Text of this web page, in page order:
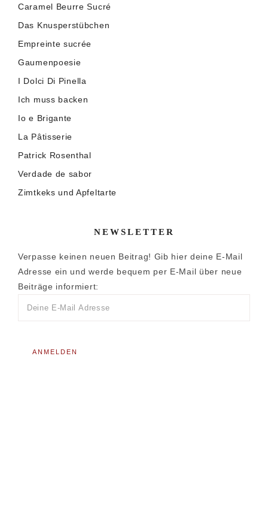
Caramel Beurre Sucré
Das Knusperstübchen
Empreinte sucrée
Gaumenpoesie
I Dolci Di Pinella
Ich muss backen
Io e Brigante
La Pâtisserie
Patrick Rosenthal
Verdade de sabor
Zimtkeks und Apfeltarte
NEWSLETTER
Verpasse keinen neuen Beitrag! Gib hier deine E-Mail
Adresse ein und werde bequem per E-Mail über neue
Beiträge informiert: